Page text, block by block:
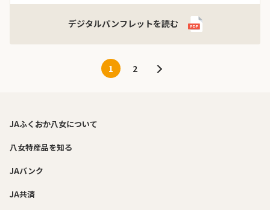
デジタルパンフレットを読む
1 2
JAふくおか八女について
八女特産品を知る
JAバンク
JA共済